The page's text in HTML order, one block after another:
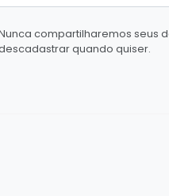
compartilharemos seus
quando quiser.